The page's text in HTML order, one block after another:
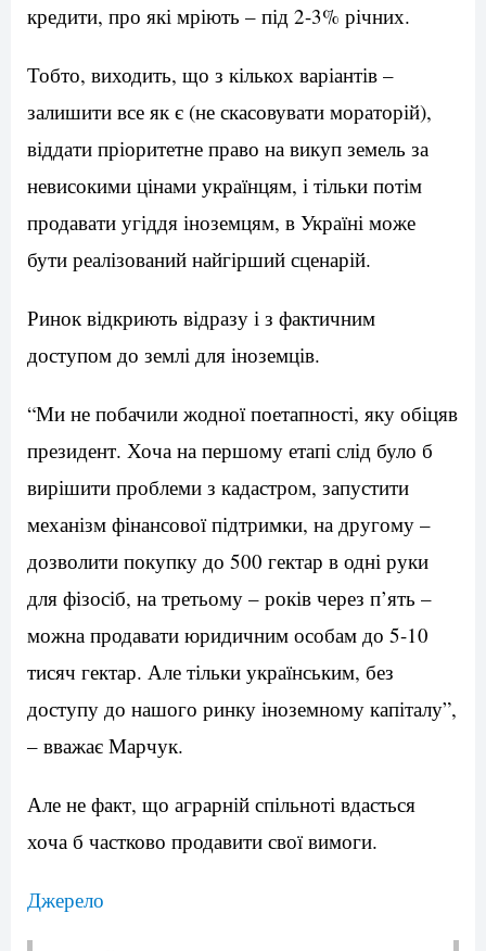
кредити, про які мріють – під 2-3% річних.
Тобто, виходить, що з кількох варіантів –
залишити все як є (не скасовувати мораторій),
віддати пріоритетне право на викуп земель за
невисокими цінами українцям, і тільки потім
продавати угіддя іноземцям, в Україні може
бути реалізований найгірший сценарій.
Ринок відкриють відразу і з фактичним
доступом до землі для іноземців.
“Ми не побачили жодної поетапності, яку обіцяв
президент. Хоча на першому етапі слід було б
вирішити проблеми з кадастром, запустити
механізм фінансової підтримки, на другому –
дозволити покупку до 500 гектар в одні руки
для фізосіб, на третьому – років через п’ять –
можна продавати юридичним особам до 5-10
тисяч гектар. Але тільки українським, без
доступу до нашого ринку іноземному капіталу”,
– вважає Марчук.
Але не факт, що аграрній спільноті вдасться
хоча б частково продавити свої вимоги.
Джерело